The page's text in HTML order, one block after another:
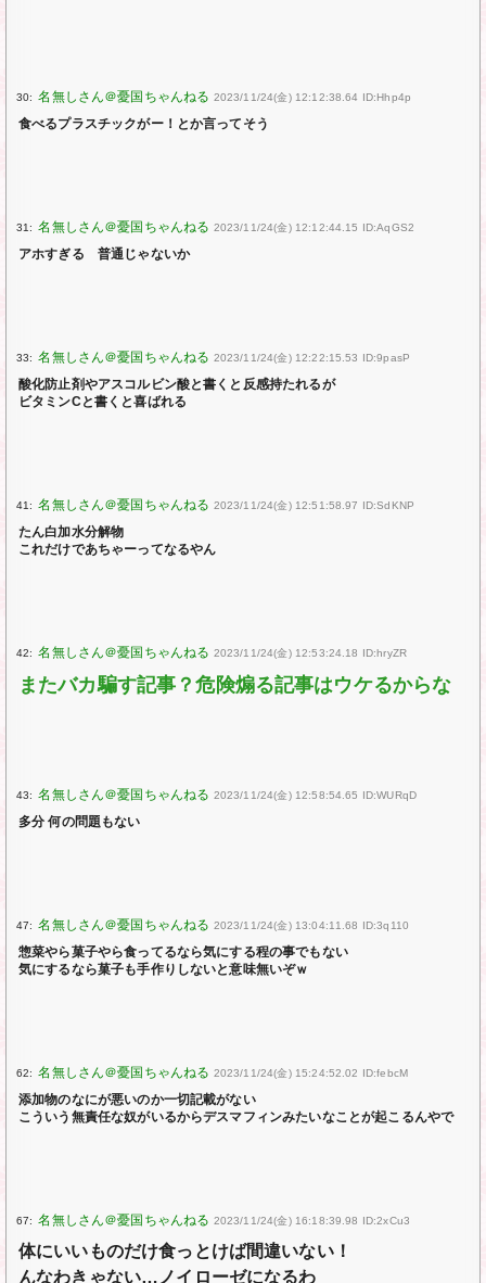
30: 2023/11/24(金) 12:12:38.64 ID:Hhp4p
食べるプラスチックがー！とか言ってそう
31: 2023/11/24(金) 12:12:44.15 ID:AqGS2
アホすぎる 普通じゃないか
33: 2023/11/24(金) 12:22:15.53 ID:9pasP
酸化防止剤やアスコルビン酸と書くと反感持たれるが
ビタミンCと書くと喜ばれる
41: 2023/11/24(金) 12:51:58.97 ID:SdKNP
たん白加水分解物
これだけであちゃーってなるやん
42: 2023/11/24(金) 12:53:24.18 ID:hryZR
またバカ騙す記事？危険煽る記事はウケるからな
43: 2023/11/24(金) 12:58:54.65 ID:WURqD
多分 何の問題もない
47: 2023/11/24(金) 13:04:11.68 ID:3q110
惣菜やら菓子やら食ってるなら気にする程の事でもない
気にするなら菓子も手作りしないと意味無いぞｗ
62: 2023/11/24(金) 15:24:52.02 ID:febcM
添加物のなにが悪いのか一切記載がない
こういう無責任な奴がいるからデスマフィンみたいなことが起こるんやで
67: 2023/11/24(金) 16:18:39.98 ID:2xCu3
体にいいものだけ食っとけば間違いない！
んなわきゃない…ノイローゼになるわ